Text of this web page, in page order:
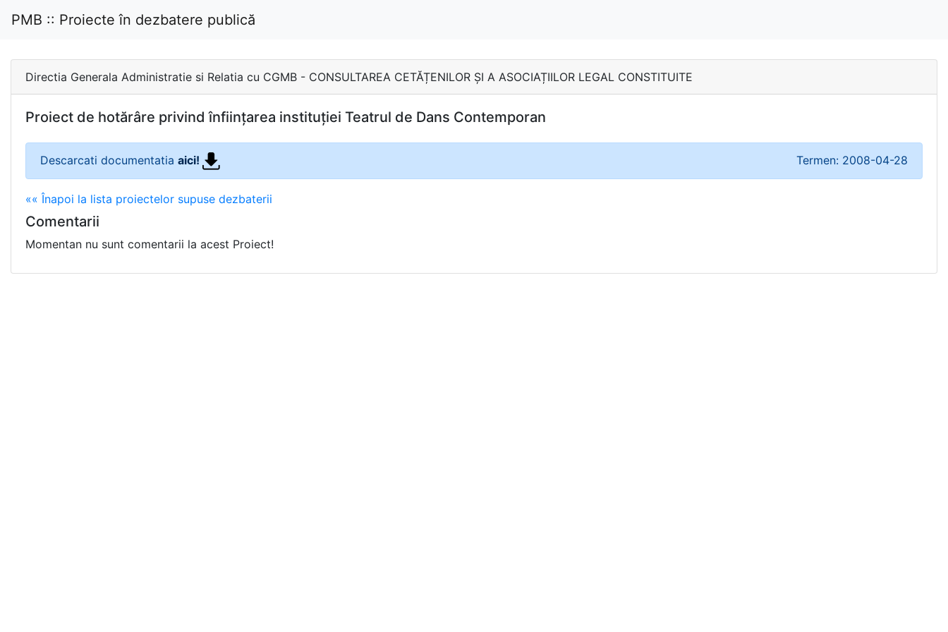
PMB :: Proiecte în dezbatere publică
Directia Generala Administratie si Relatia cu CGMB - CONSULTAREA CETĂȚENILOR ȘI A ASOCIAȚIILOR LEGAL CONSTITUITE
Proiect de hotărâre privind înființarea instituției Teatrul de Dans Contemporan
Descarcati documentatia aici! Termen: 2008-04-28
«« Înapoi la lista proiectelor supuse dezbaterii
Comentarii
Momentan nu sunt comentarii la acest Proiect!